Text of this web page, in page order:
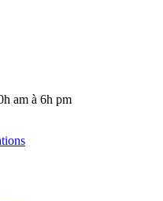
am à 6h pm